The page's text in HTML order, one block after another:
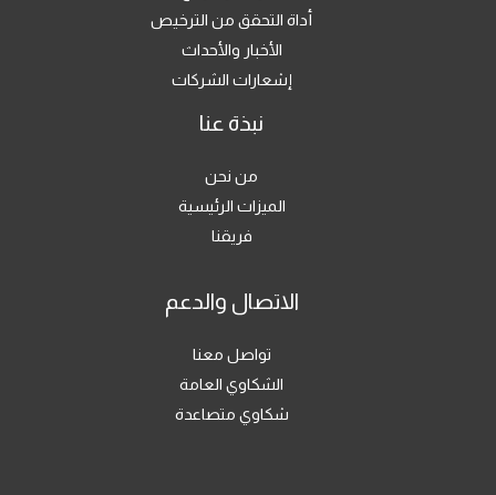
أداة التحقق من الترخيص
الأخبار والأحداث
إشعارات الشركات
نبذة عنا
من نحن
الميزات الرئيسية
فريقنا
الاتصال والدعم
تواصل معنا
الشكاوي العامة
شكاوي متصاعدة